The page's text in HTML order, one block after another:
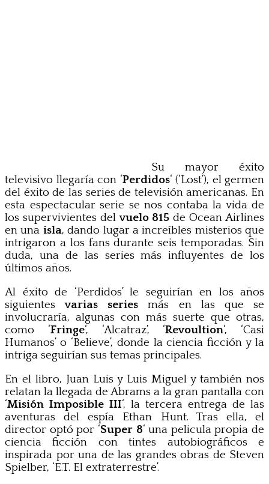
Su mayor éxito
televisivo llegaría con ‘Perdidos‘ (‘Lost’), el germen
del éxito de las series de televisión americanas. En
esta espectacular serie se nos contaba la vida de
los supervivientes delvuelo 815 de Ocean Airlines
en una isla, dando lugar a increíbles misterios que
intrigaron a los fans durante seis temporadas. Sin
duda, una de las series más influyentes de los
últimos años.
Al éxito de ‘Perdidos’ le seguirían en los años
siguientesvarias series más en las que se
involucraría, algunas con más suerte que otras,
como ‘Fringe‘, ‘Alcatraz’, ‘Revoultion‘, ‘Casi
Humanos’ o ‘Believe’, donde la ciencia ficción y la
intriga seguirían sus temas principales.
En el libro, Juan Luis y Luis Miguel y también nos
relatan la llegada de Abrams a la gran pantalla con
‘Misión Imposible III‘, la tercera entrega de las
aventuras del espía Ethan Hunt. Tras ella, el
director optó por ‘Super 8‘ una pelicula propia de
ciencia ficción con tintes autobiográficos e
inspirada por una de las grandes obras de Steven
Spielber, ‘E.T. El extraterrestre’.